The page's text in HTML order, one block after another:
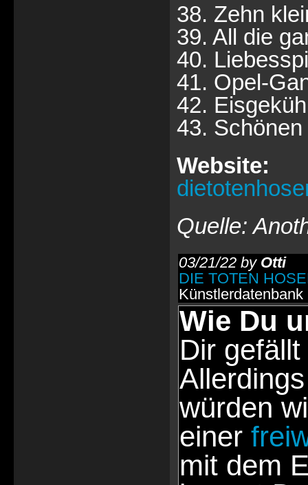
38. Zehn
39. All die
40.
41. Opel-
42.
43.
Website:
Quelle:
03/21/22 by Otti
DIE TOTEN
Künstlerdatenbank
Wie Du
Dir
würden
einer
mit dem